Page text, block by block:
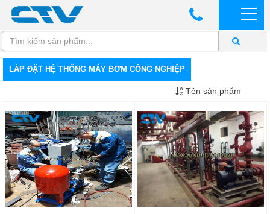
LẮP ĐẶT HỆ THỐNG MÁY BƠM CÔNG NGHIỆP
Tên sản phẩm